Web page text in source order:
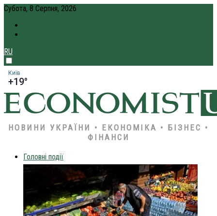
Субота, 8 Серпня, 2026
RU
Київ
+19°
НОВИНИ УКРАЇНИ • ЕКОНОМІКА • БІЗНЕС •
ФІНАНСИ
Головні події